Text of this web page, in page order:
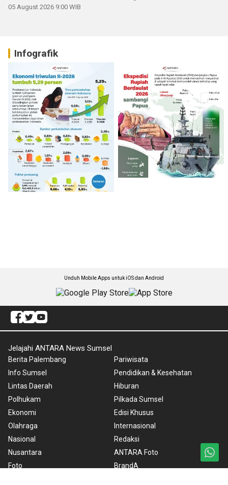
05 August 2026 9:00 WIB
Infografik
Unduh Mobile Apps untuk iOS dan Android
Jelajahi ANTARA News Sumsel
Berita Palembang
Info Sumsel
Lintas Daerah
Polhukam
Ekonomi
Olahraga
Nasional
Nusantara
Foto
Pariwisata
Pendidikan & Kesehatan
Hiburan
Pilkada Sumsel
Edisi Khusus
Internasional
Redaksi
ANTARA Foto
BrandA